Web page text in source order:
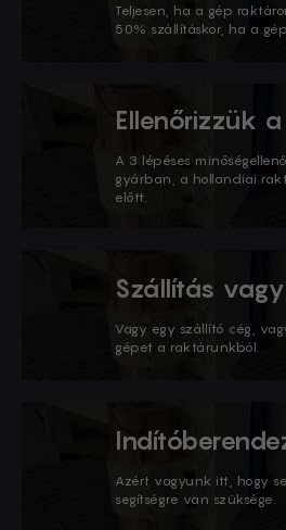
Teljesen, ha a gép
50% szállításkor, ha a
Ellenőrizzük
A 3 lépéses
gyárban, a hollandiai
előtt.
Szállítás
Vagy egy szállító cég,
gépet a raktárunkból.
Azért vagyunk itt, hogy
segítségre van szüksége.